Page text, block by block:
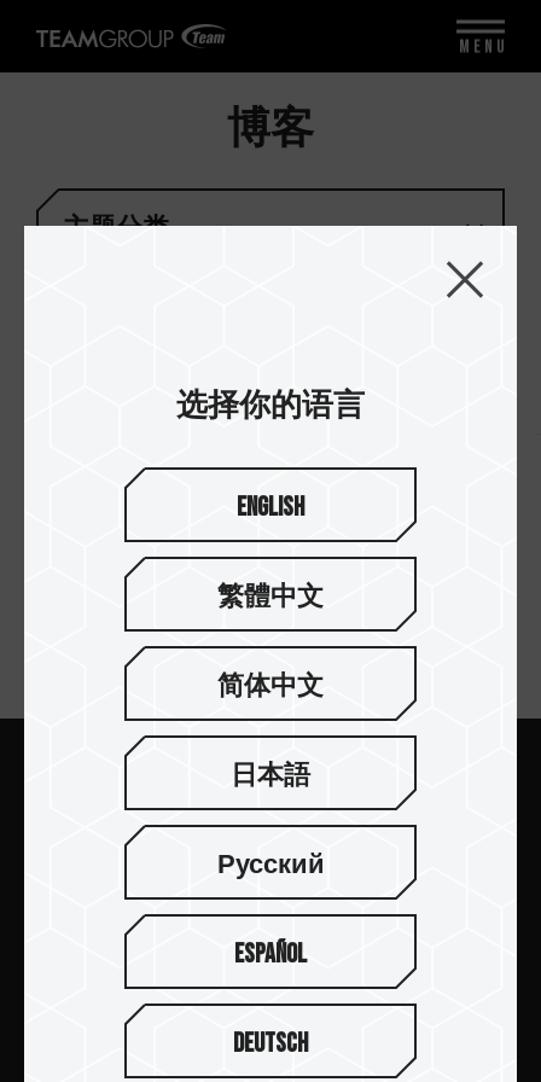
博客
主题分类
#装机系列
订阅电子报
提交
新闻中心
选择你的语言
English
繁體中文
简体中文
日本語
Русский
Español
Deutsch
MENU